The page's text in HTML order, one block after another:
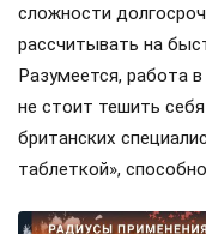
сложности
рассчитывать на
Разумеется, работа
не стоит тешить
британских
таблеткой»,